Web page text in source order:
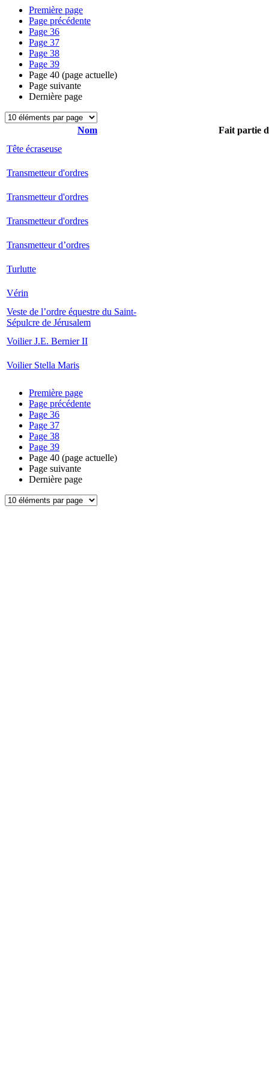
Première page
Page précédente
Page 36
Page 37
Page 38
Page 39
Page 40 (page actuelle)
Page suivante
Dernière page
Nom
Fait partie
Tête écraseuse
Transmetteur d'ordres
Transmetteur d'ordres
Transmetteur d'ordres
Transmetteur d’ordres
Turlutte
Vérin
Veste de l’ordre équestre du Saint-
Sépulcre de Jérusalem
Voilier J.E. Bernier II
Voilier Stella Maris
Première page
Page précédente
Page 36
Page 37
Page 38
Page 39
Page 40 (page actuelle)
Page suivante
Dernière page